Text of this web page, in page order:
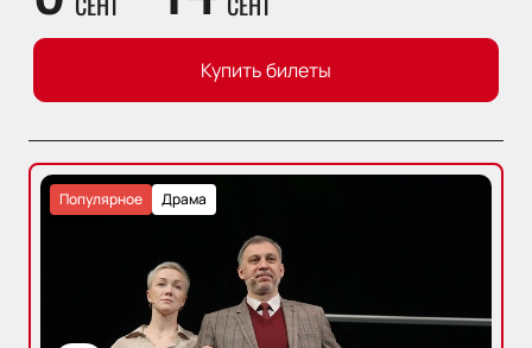
Купить билеты
Драма
Популярное